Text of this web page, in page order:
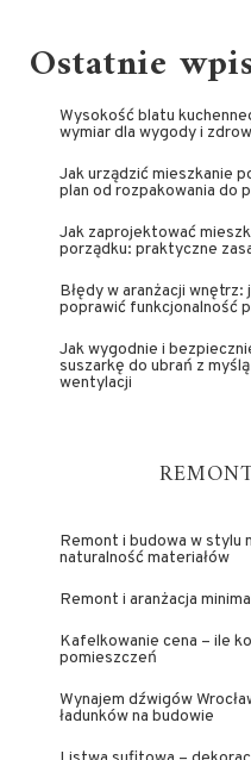
Ostatnie
Wysokość blatu
wymiar dla wygody i
Jak urządzić mieszkanie
plan od rozpakowania do
Jak zaprojektować
porządku: praktyczne
Błędy w aranżacji
poprawić funkcjonalność
Jak wygodnie i
suszarkę do ubrań z
wentylacji
Remont i budowa w stylu
naturalność materiałów
Remont i aranżacja
Kafelkowanie cena – ile
pomieszczeń
Wynajem dźwigów
ładunków na budowie